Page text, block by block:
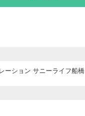
ーション サニーライフ船橋